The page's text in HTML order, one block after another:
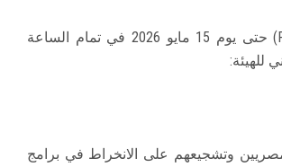
ومن المقرر استمرار تلقي المقترحات البحثية المبدئية (Pre-Proposal) حتى يوم 15 مايو 2026 في تمام الساعة
للهيئة:
وتشجيعهم على الانخراط في برامج